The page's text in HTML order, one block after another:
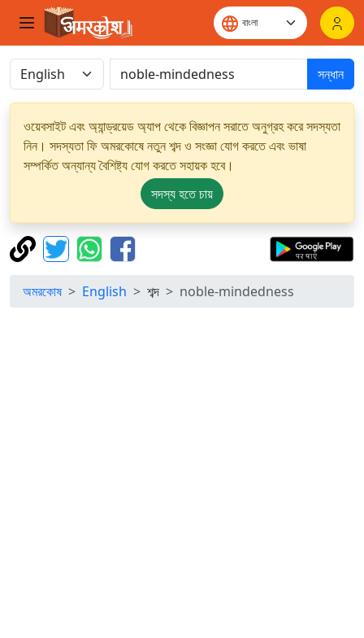
সন্ধান
ওয়েবসাইট এবং অ্যান্ড্রয়েড অ্যাপ থেকে বিজ্ঞাপন সরাতে অনুগ্রহ করে সদস্যতা
নিন। সদস্যতা ফি অমরকোষে নতুন শব্দ ও সংজ্ঞা যোগ করতে এবং ভাষা
সম্পর্কিত অন্যান্য বৈশিষ্ট্য যোগ করতে সহায়ক হবে।
সদস্য হতে চায়
অমরকোষ English শব্দ noble-mindedness